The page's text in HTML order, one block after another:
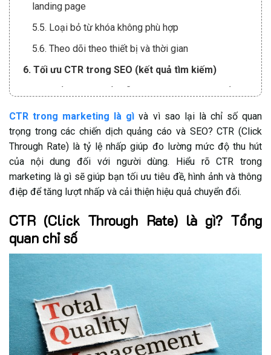
landing page
5.5. Loại bỏ từ khóa không phù hợp
5.6. Theo dõi theo thiết bị và thời gian
6. Tối ưu CTR trong SEO (kết quả tìm kiếm)
6.1. Viết title tag hấp dẫn và đúng ý định tìm kiếm
6.2. Tối ưu meta description
6.3. Tăng tính nổi bật bằng rich results
6.4. Bám đúng search intent
6.5. Cập nhật nội dung thường xuyên
6.6. Tối ưu URL và cấu trúc nội dung
7. Tối ưu CTR trên Facebook Ads
7.1. Dùng creative mạnh và phù hợp ngữ cảnh
7.2. Viết hook mở đầu ngắn gọn
7.3. Chọn đúng tệp mục tiêu
7.4. Kiểm tra nhiều phiên bản quảng cáo
7.5. Đồng bộ thông điệp quảng cáo và landing page
7.6. Tận dụng retargeting
CTR trong marketing là gì và vì sao lại là chỉ số quan
trọng trong các chiến dịch quảng cáo và SEO? CTR (Click
Through Rate) là tỷ lệ nhấp giúp đo lường mức độ thu hút
của nội dung đối với người dùng. Hiểu rõ CTR trong
marketing là gì sẽ giúp bạn tối ưu tiêu đề, hình ảnh và thông
điệp để tăng lượt nhấp và cải thiện hiệu quả chuyển đổi.
CTR (Click Through Rate) là gì? Tổng
quan chỉ số